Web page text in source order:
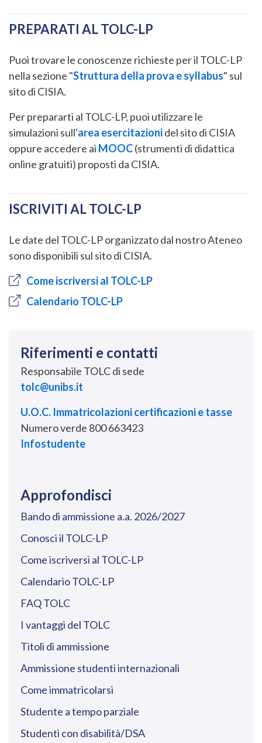
PREPARATI AL TOLC-LP
Puoi trovare le conoscenze richieste per il TOLC-LP
nella sezione "Struttura della prova e syllabus" sul
sito di CISIA.
Per prepararti al TOLC-LP, puoi utilizzare le
simulazioni sull'area esercitazionidel sito di CISIA
oppure accedere ai MOOC(strumenti di didattica
online gratuiti) proposti da CISIA.
ISCRIVITI AL TOLC-LP
Le date del TOLC-LP organizzato dal nostro Ateneo
sono disponibili sul sito di CISIA.
Come iscriversi al TOLC-LP
Calendario TOLC-LP
Riferimenti e contatti
Responsabile TOLC di sede
tolc@unibs.it
U.O.C. Immatricolazioni certificazioni e tasse
Numero verde 800 663423
Infostudente
Approfondisci
Bando di ammissione a.a. 2026/2027
Conosci il TOLC-LP
Come iscriversi al TOLC-LP
Calendario TOLC-LP
FAQ TOLC
I vantaggi del TOLC
Titoli di ammissione
Ammissione studenti internazionali
Come immatricolarsi
Studente a tempo parziale
Studenti con disabilità/DSA